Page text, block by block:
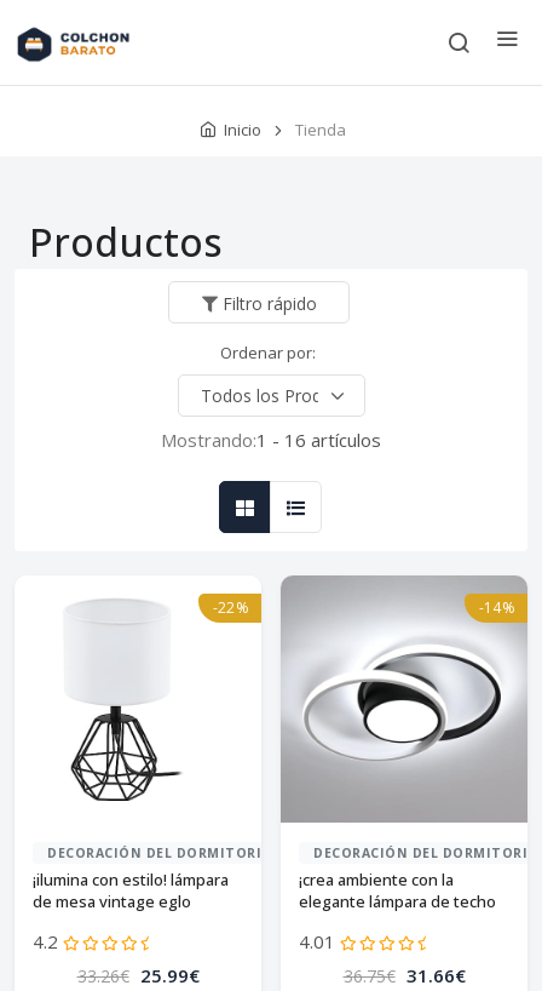
Inicio Tienda
Productos
Filtro rápido
Ordenar por:
Mostrando:1 - 16 artículos
-22%
DECORACIÓN DEL DORMITORIO
¡ilumina con estilo! lámpara
de mesa vintage eglo
4.2
33.26€ 25.99€
-14%
DECORACIÓN DEL DORMITORIO
¡crea ambiente con la
elegante lámpara de techo
4.01
36.75€ 31.66€